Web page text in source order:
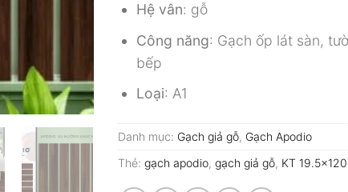
Hệ vân: gỗ
Công năng: Gạch ốp lát sàn,
bếp
Loại: A1
Danh mục: Gạch giả gỗ, Gạch Apodio
Thẻ:gạch apodio,gạch giả gỗ, KT 19.5x120